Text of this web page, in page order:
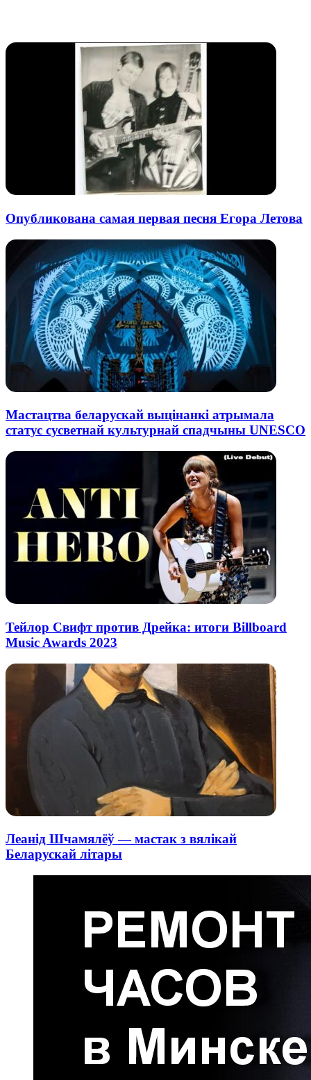
Опубликована самая первая песня Егора Летова
Мастацтва беларускай выцінанкі атрымала
статус сусветнай культурнай спадчыны UNESCO
Тейлор Свифт против Дрейка: итоги Billboard
Music Awards 2023
Леанід Шчамялёў — мастак з вялікай
Беларускай літары